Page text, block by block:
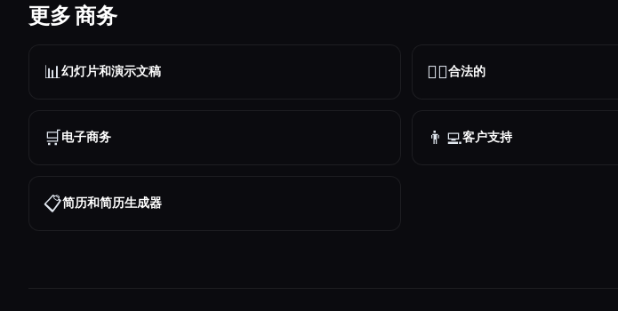
更多 商务
📊 幻灯片和演示文稿 👩‍⚖️合法的
🛒 电子商务 👨‍💻客户支持
📋简历和简历生成器